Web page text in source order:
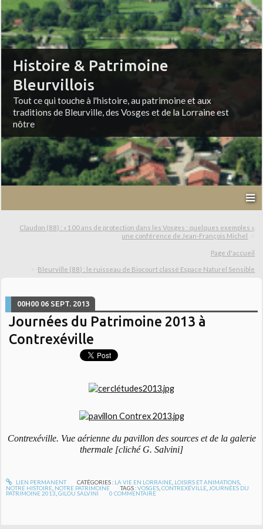
Histoire & Patrimoine
Bleurvillois
Tout ce qui touche à l'histoire, au patrimoine et aux
traditions de Bleurville, des Vosges et de la Lorraine est
nôtre
Claudon (88) : « 100 ans de protection dans les Vosges : quelques exemples »,
une conférence de Jean-François Michel
Page d'accueil
Bleurville (88) : le ruisseau de Biocourt classé Espace Naturel Sensible
00H00 06 SEPT. 2013
Journées du Patrimoine 2013 à
Contrexéville
Contrexéville. Vue aérienne du pavillon des sources et de la galerie
thermale [cliché G. Salvini]
LIEN PERMANENT CATÉGORIES : LA VIE EN LORRAINE, LOISIRS ET ANIMATIONS,
NOTRE HISTOIRE, NOTRE PATRIMOINE TAGS :VOSGES,CONTREXÉVILLE,JOURNÉES DU
PATRIMOINE 2013,GILOU SALVINI 0 COMMENTAIRE